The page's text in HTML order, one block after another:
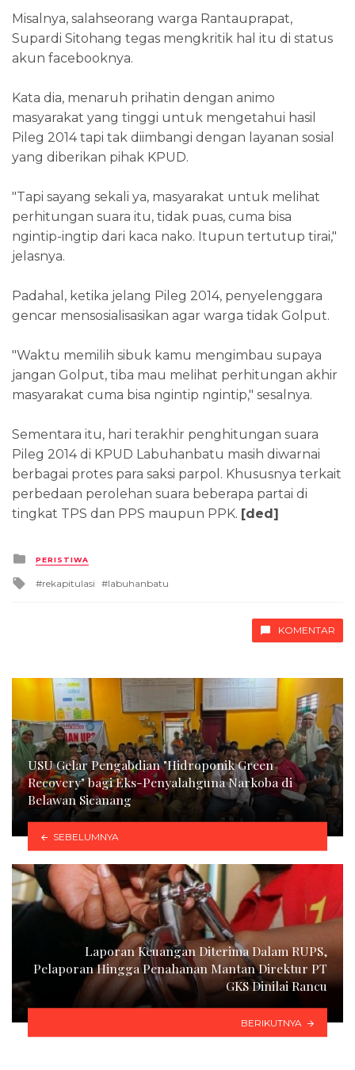
Misalnya, salahseorang warga Rantauprapat,
Supardi Sitohang tegas mengkritik hal itu di status
akun facebooknya.
Kata dia, menaruh prihatin dengan animo
masyarakat yang tinggi untuk mengetahui hasil
Pileg 2014 tapi tak diimbangi dengan layanan sosial
yang diberikan pihak KPUD.
"Tapi sayang sekali ya, masyarakat untuk melihat
perhitungan suara itu, tidak puas, cuma bisa
ngintip-ingtip dari kaca nako. Itupun tertutup tirai,"
jelasnya.
Padahal, ketika jelang Pileg 2014, penyelenggara
gencar mensosialisasikan agar warga tidak Golput.
"Waktu memilih sibuk kamu mengimbau supaya
jangan Golput, tiba mau melihat perhitungan akhir
masyarakat cuma bisa ngintip ngintip," sesalnya.
Sementara itu, hari terakhir penghitungan suara
Pileg 2014 di KPUD Labuhanbatu masih diwarnai
berbagai protes para saksi parpol. Khususnya terkait
perbedaan perolehan suara beberapa partai di
tingkat TPS dan PPS maupun PPK. [ded]
Posted
in
PERISTIWA
Tagged
rekapitulasi labuhanbatu
KOMENTAR
USU Gelar Pengabdian "Hidroponik Green
Recovery" bagi Eks-Penyalahguna Narkoba di
Belawan Sicanang
SEBELUMNYA
Laporan Keuangan Diterima Dalam RUPS,
Pelaporan Hingga Penahanan Mantan Direktur PT
GKS Dinilai Rancu
BERIKUTNYA